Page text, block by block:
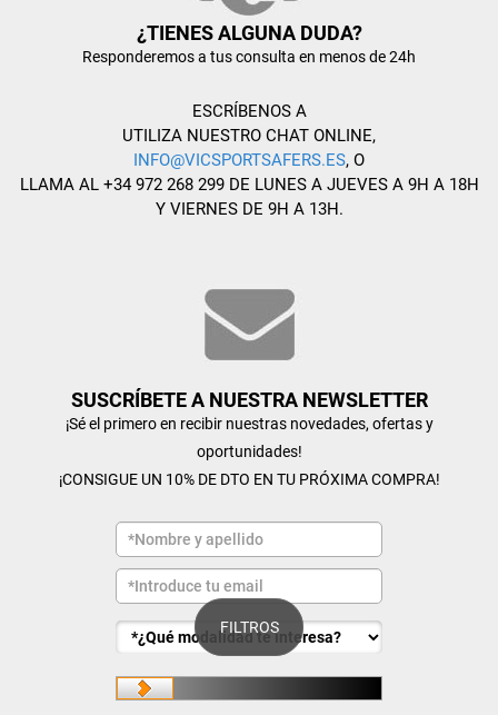
FILTROS
¿TIENES ALGUNA DUDA?
Responderemos a tus consulta en menos de 24h
ESCRÍBENOS A
UTILIZA NUESTRO CHAT ONLINE,
INFO@VICSPORTSAFERS.ES, O
LLAMA AL +34 972 268 299 DE LUNES A JUEVES A 9H A 18H
Y VIERNES DE 9H A 13H.
SUSCRÍBETE A NUESTRA NEWSLETTER
¡Sé el primero en recibir nuestras novedades, ofertas y
oportunidades!
¡CONSIGUE UN 10% DE DTO EN TU PRÓXIMA COMPRA!